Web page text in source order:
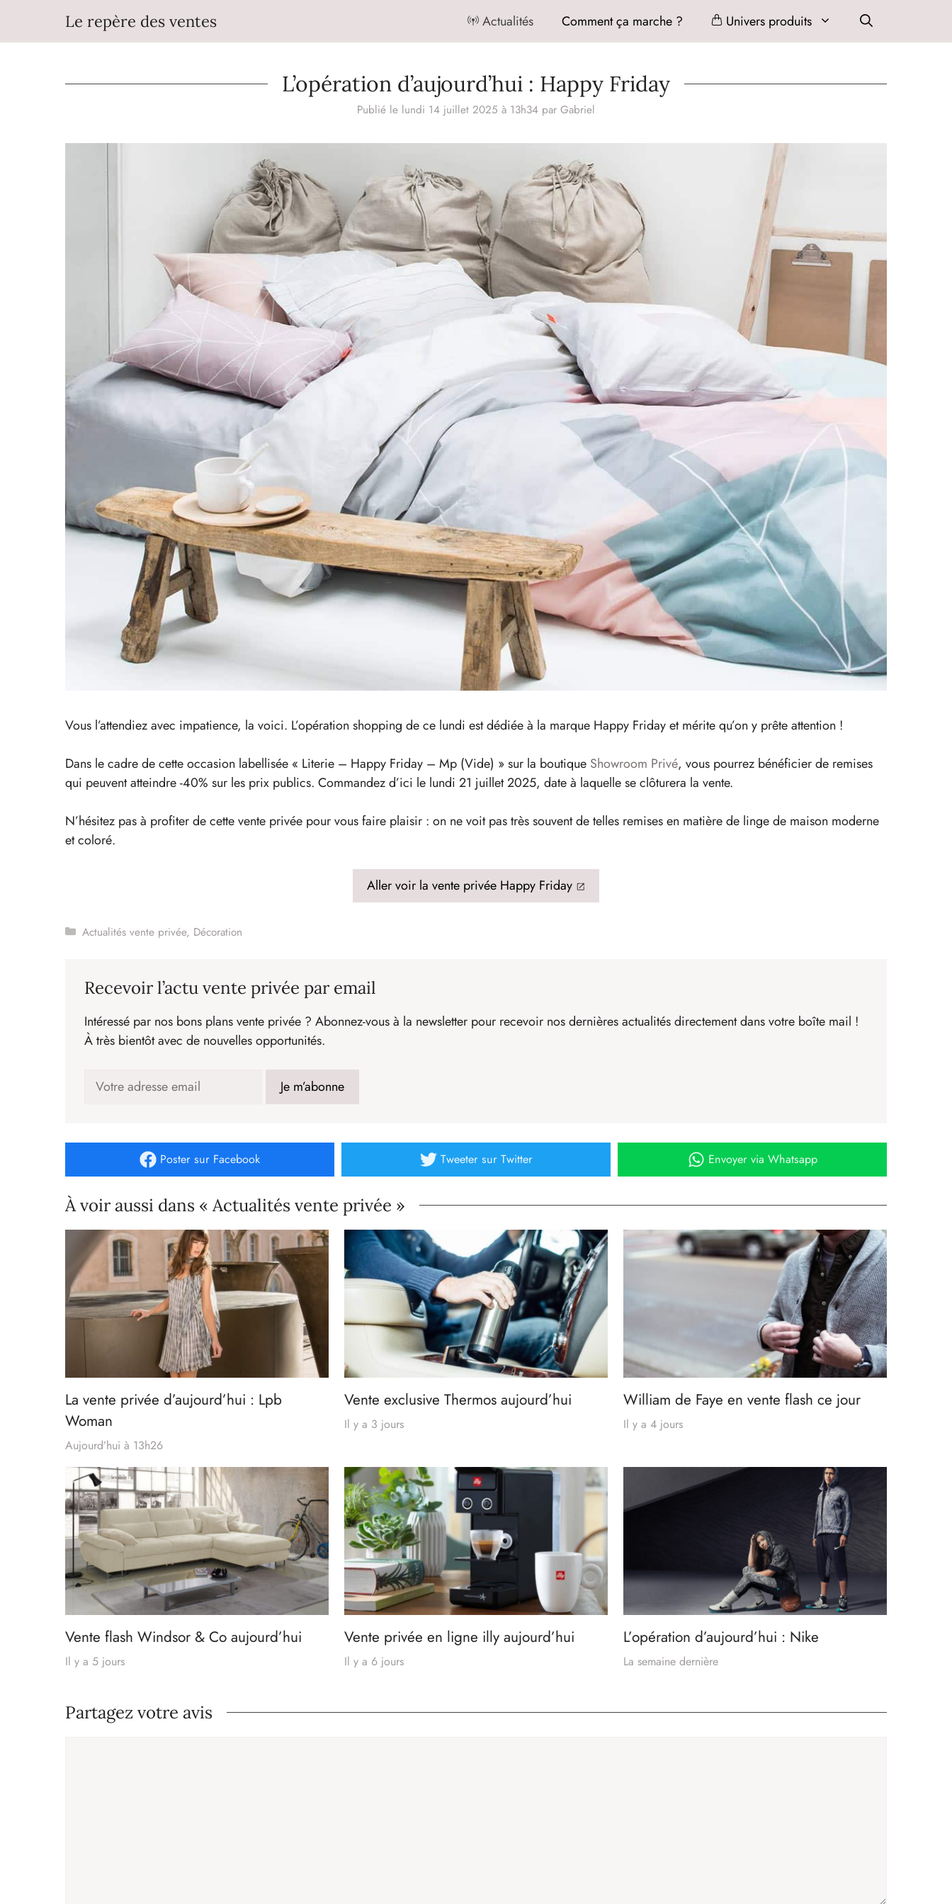
contenu
Le repère des ventes Actualités Comment ça marche ? Univers produits
L’opération d’aujourd’hui : Happy Friday
Publié le lundi 14 juillet 2025 à 13h34 par Gabriel
Vous l’attendiez avec impatience, la voici. L’opération shopping de ce lundi est dédiée à la marque Happy Friday et mérite qu’on y prête attention !
Dans le cadre de cette occasion labellisée « Literie – Happy Friday – Mp (Vide) » sur la boutique Showroom Privé, vous pourrez bénéficier de remises
qui peuvent atteindre -40% sur les prix publics. Commandez d’ici le lundi 21 juillet 2025, date à laquelle se clôturera la vente.
N’hésitez pas à profiter de cette vente privée pour vous faire plaisir : on ne voit pas très souvent de telles remises en matière de linge de maison moderne
et coloré.
Aller voir la vente privée Happy Friday
Catégories
Actualités vente privée, Décoration
Recevoir l’actu vente privée par email
Intéressé par nos bons plans vente privée ? Abonnez-vous à la newsletter pour recevoir nos dernières actualités directement dans votre boîte mail !
À très bientôt avec de nouvelles opportunités.
Poster sur Facebook Tweetersur Twitter Envoyervia Whatsapp
À voir aussi dans « Actualités vente privée »
La vente privée d’aujourd’hui : Lpb
Woman
Aujourd’hui à 13h26
Vente exclusive Thermos aujourd’hui
Il y a 3 jours
William de Faye en vente flash ce jour
Il y a 4 jours
Vente flash Windsor & Co aujourd’hui
Il y a 5 jours
Vente privée en ligne illy aujourd’hui
Il y a 6 jours
L’opération d’aujourd’hui : Nike
La semaine dernière
Partagez votre avis